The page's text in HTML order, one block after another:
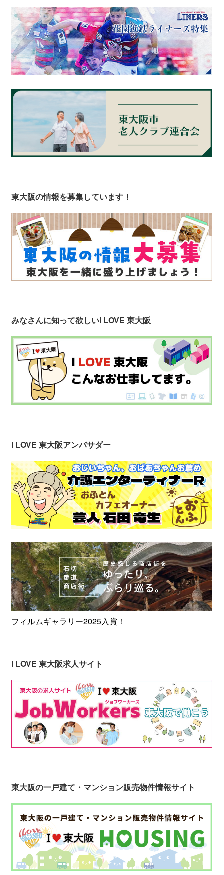
東大阪の情報を募集しています！
みなさんに知って欲しいI LOVE 東大阪
I LOVE 東大阪アンバサダー
フィルムギャラリー2025入賞！
I LOVE 東大阪求人サイト
東大阪の一戸建て・マンション販売物件情報サイト